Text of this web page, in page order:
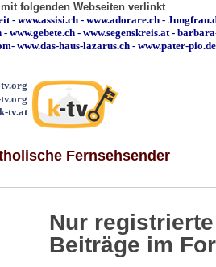
folgenden Webseiten verlinkt
- www.assisi.ch - www.adorare.ch -
- www.gebete.ch - www.segenskreis.at-
- www.das-haus-lazarus.ch - www.pater-pio.de
tv.at
Fernsehsender
Nur
Beiträge im